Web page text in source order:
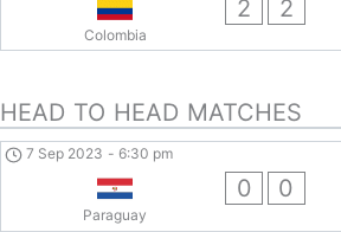
Colombia
2 2
HEAD TO HEAD MATCHES
7 Sep 2023 - 6:30 pm
Paraguay
0 0